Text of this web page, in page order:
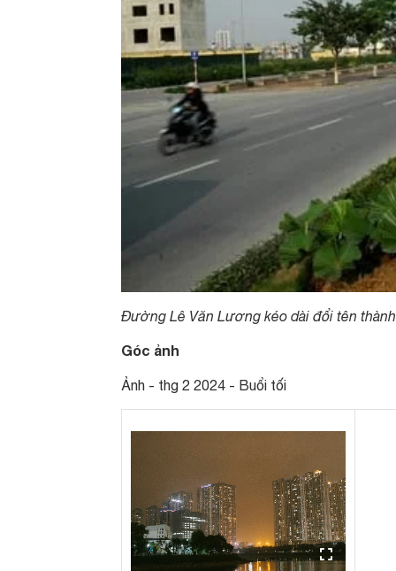
Đường Lê Văn Lương kéo dài đổi tên
Góc ảnh
Ảnh - thg 2 2024 - Buổi tối